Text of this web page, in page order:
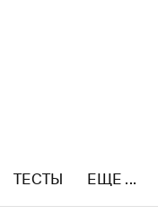
ТЕСТЫ
ЕЩЕ ...